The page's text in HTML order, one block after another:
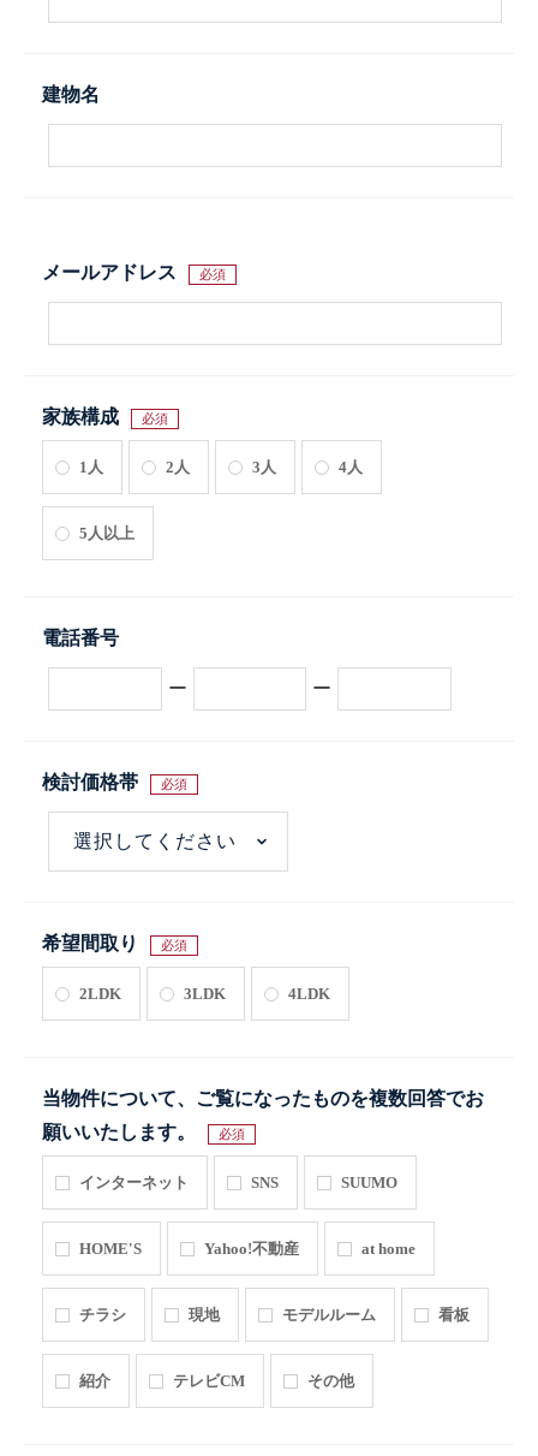
建物名
メールアドレス 必須
家族構成 必須
1人 2人 3人 4人
5人以上
電話番号
ー ー
検討価格帯 必須
希望間取り 必須
2LDK 3LDK 4LDK
当物件について、ご覧になったものを複数回答でお
願いいたします。
必須
インターネット SNS SUUMO
HOME'S Yahoo!不動産 at home
チラシ 現地 モデルルーム 看板
紹介 テレビCM その他